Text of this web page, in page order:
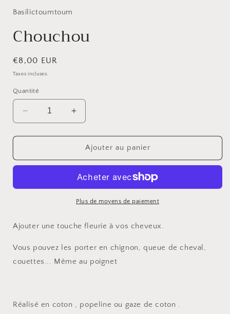
1
fenêtre
modale
Basilictoumtoum
Chouchou
Prix
habituel
€8,00 EUR
Taxes incluses.
Quantité
Réduire
la
quantité
Chouchou
Augmenter
la
quantité
Chouchou
Ajouter au panier
Plus de moyens de paiement
Ajouter une touche fleurie à vos cheveux.
Vous pouvez les porter en chignon, queue de cheval,
couettes... Même au poignet
Réalisé en coton , popeline ou gaze de coton .